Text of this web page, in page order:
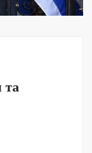
та